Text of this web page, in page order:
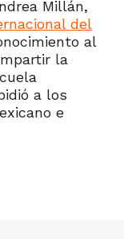
Millán,
del
al
la
a los
e